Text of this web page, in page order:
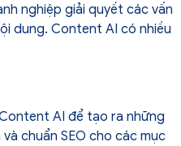
nghiệp giải quyết các vấn
dung. Content AI có nhiều
AI để tạo ra những
chuẩn SEO cho các mục